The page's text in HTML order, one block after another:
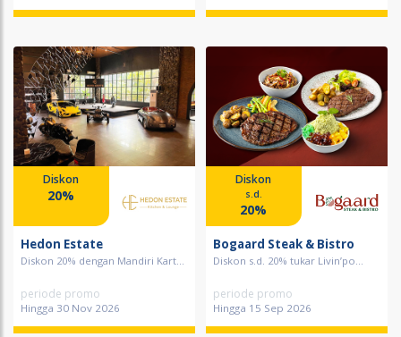
Diskon
20%
Hedon Estate
Diskon 20% dengan Mandiri Kart...
periode promo
Hingga 30 Nov 2026
Diskon
s.d.
20%
Bogaard Steak & Bistro
Diskon s.d. 20% tukar Livin’po...
periode promo
Hingga 15 Sep 2026